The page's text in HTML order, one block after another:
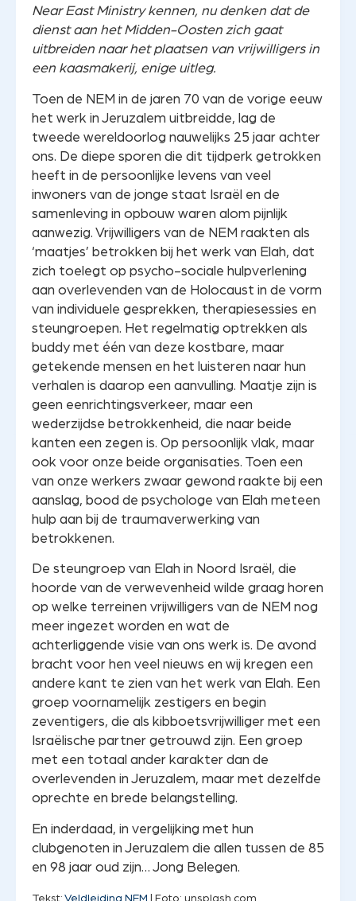
Near East Ministry kennen, nu denken dat de
dienst aan het Midden-Oosten zich gaat
uitbreiden naar het plaatsen van vrijwilligers in
een kaasmakerij, enige uitleg.
Toen de NEM in de jaren 70 van de vorige eeuw
het werk in Jeruzalem uitbreidde, lag de
tweede wereldoorlog nauwelijks 25 jaar achter
ons. De diepe sporen die dit tijdperk getrokken
heeft in de persoonlijke levens van veel
inwoners van de jonge staat Israël en de
samenleving in opbouw waren alom pijnlijk
aanwezig. Vrijwilligers van de NEM raakten als
‘maatjes’ betrokken bij het werk van Elah, dat
zich toelegt op psycho-sociale hulpverlening
aan overlevenden van de Holocaust in de vorm
van individuele gesprekken, therapiesessies en
steungroepen. Het regelmatig optrekken als
buddy met één van deze kostbare, maar
getekende mensen en het luisteren naar hun
verhalen is daarop een aanvulling. Maatje zijn is
geen eenrichtingsverkeer, maar een
wederzijdse betrokkenheid, die naar beide
kanten een zegen is. Op persoonlijk vlak, maar
ook voor onze beide organisaties. Toen een
van onze werkers zwaar gewond raakte bij een
aanslag, bood de psychologe van Elah meteen
hulp aan bij de traumaverwerking van
betrokkenen.
De steungroep van Elah in Noord Israël, die
hoorde van de verwevenheid wilde graag horen
op welke terreinen vrijwilligers van de NEM nog
meer ingezet worden en wat de
achterliggende visie van ons werk is. De avond
bracht voor hen veel nieuws en wij kregen een
andere kant te zien van het werk van Elah. Een
groep voornamelijk zestigers en begin
zeventigers, die als kibboetsvrijwilliger met een
Israëlische partner getrouwd zijn. Een groep
met een totaal ander karakter dan de
overlevenden in Jeruzalem, maar met dezelfde
oprechte en brede belangstelling.
En inderdaad, in vergelijking met hun
clubgenoten in Jeruzalem die allen tussen de 85
en 98 jaar oud zijn… Jong Belegen.
Tekst: Veldleiding NEM | Foto: unsplash.com